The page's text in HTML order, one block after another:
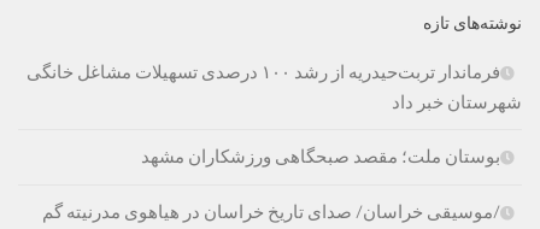
نوشته‌های تازه
فرماندار تربت‌حیدریه از رشد ۱۰۰ درصدی تسهیلات مشاغل خانگی
شهرستان خبر داد
بوستان ملت؛ مقصد صبحگاهی ورزشکاران مشهد
/موسیقی خراسان/ صدای تاریخ خراسان در هیاهوی مدرنیته گم